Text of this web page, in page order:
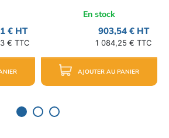
€ HT
€ TTC
En stock
903,54 € HT
1 084,25 € TTC
AJOUTER AU PANIER